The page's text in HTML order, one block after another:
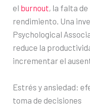
el burnout, la falta
rendimiento. Una
Psychological
reduce la
incrementar el
Estrés y ansiedad:
toma de decisiones